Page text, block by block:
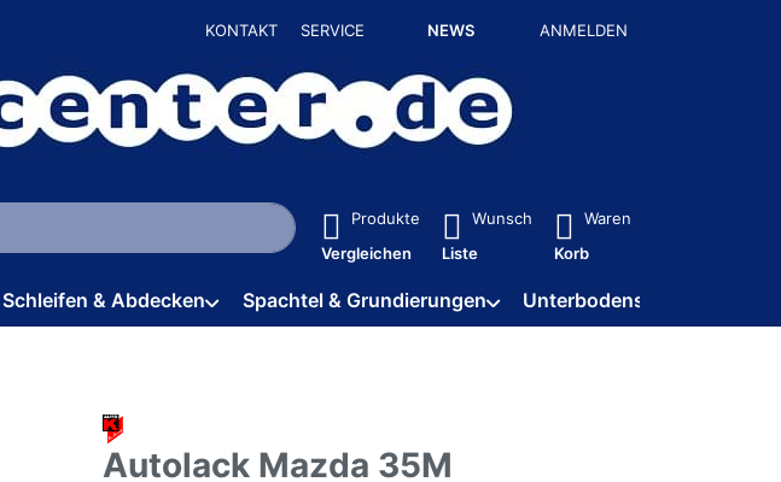
KONTAKT SERVICE NEWS ANMELDEN
tippen, erscheinen automatisch erste Ergebnisse. Drücken Sie die Eingabetaste, um alle
Produkte
Vergleichen
Wunsch
Liste
Waren
Korb
Schleifen & Abdecken Spachtel & Grundierungen Unterbodenschutz / HV
Autolack Mazda 35M